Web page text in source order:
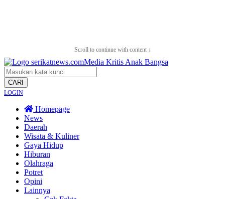
Scroll to continue with content ↓
CARI
LOGIN
Homepage
News
Daerah
Wisata & Kuliner
Gaya Hidup
Hiburan
Olahraga
Potret
Opini
Lainnya